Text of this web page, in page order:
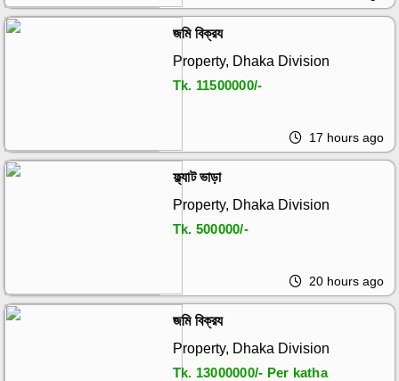
জমি বিক্রয
Property, Dhaka Division
Tk. 11500000/-
17 hours ago
ফ্ল্যাট ভাড়া
Property, Dhaka Division
Tk. 500000/-
20 hours ago
জমি বিক্রয
Property, Dhaka Division
Tk. 13000000/- Per katha